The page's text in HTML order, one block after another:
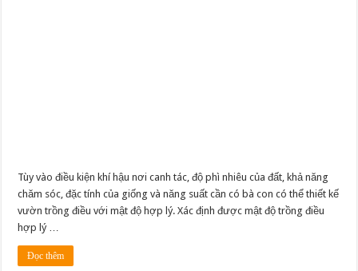
Tùy vào điều kiện khí hậu nơi canh tác, độ phì nhiêu của đất, khả năng
chăm sóc, đặc tính của giống và năng suất cần có bà con có thể thiết kế
vườn trồng điều với mật độ hợp lý. Xác định được mật độ trồng điều
hợp lý …
Đọc thêm